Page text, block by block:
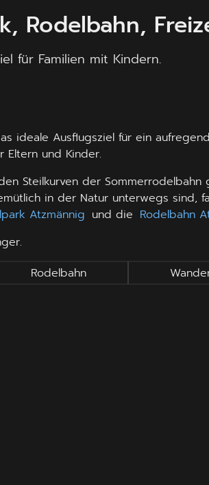
Rodelbahn,
für Familien mit Kindern.
ideale Ausflugsziel für ein
und Kinder.
Steilkurven der
in der Natur unterwegs sind,
Atzmännig und die Rodelbahn
Rodelbahn